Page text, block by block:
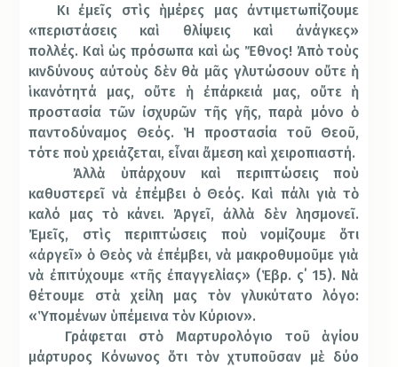
Κι ἐμεῖς στὶς ἡμέρες μας ἀντιμετωπίζουμε
«περιστάσεις καὶ θλίψεις καὶ ἀ­νάγκες»
πολλές. Καὶ ὡς πρόσωπα καὶ ὡς Ἔθνος! Ἀπὸ τοὺς
κινδύνους αὐτοὺς δὲν θὰ μᾶς γλυτώσουν οὔτε ἡ
ἱκανότητά μας, οὔτε ἡ ἐπάρκειά μας, οὔτε ἡ
προσ­τασία τῶν ἰσχυρῶν τῆς γῆς, παρὰ μόνο ὁ
παντοδύναμος Θεός. Ἡ προστασία τοῦ Θεοῦ,
τότε ποὺ χρειάζεται, εἶναι ἄμεση καὶ χειροπιαστή.
Ἀλλὰ ὑπάρχουν καὶ περιπτώσεις ποὺ
καθυστερεῖ νὰ ἐπέμβει ὁ Θεός. Καὶ πάλι γιὰ τὸ
καλό μας τὸ κάνει. Ἀργεῖ, ἀλλὰ δὲν λησμονεῖ.
Ἐμεῖς, στὶς περιπτώσεις ποὺ νομίζουμε ὅτι
«ἀργεῖ» ὁ Θεὸς νὰ ἐπέμβει, νὰ μακροθυμοῦμε γιὰ
νὰ ἐπιτύχουμε «τῆς ἐπαγγελίας» (Ἑβρ. ς΄ 15). Νὰ
θέτουμε στὰ χείλη μας τὸν γλυκύτατο λόγο:
«Ὑπομένων ὑπέμεινα τὸν Κύριον».
Γράφεται
στὸ Μαρτυρολόγιο τοῦ
ἁγίου
μάρτυρος Κόνωνος ὅτι τὸν χτυποῦσαν μὲ δύο